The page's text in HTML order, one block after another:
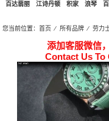
百达翡丽
江诗丹顿 积家 浪琴
您当前位置：首页 ⁄所有品牌 ⁄劳力
添加客服微信
Contact Us To